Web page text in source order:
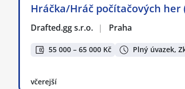
Hráčka/Hráč počítačových her
Drafted.gg s.r.o. | Praha
55 000 – 65 000 Kč Plný úvazek,
včerejší